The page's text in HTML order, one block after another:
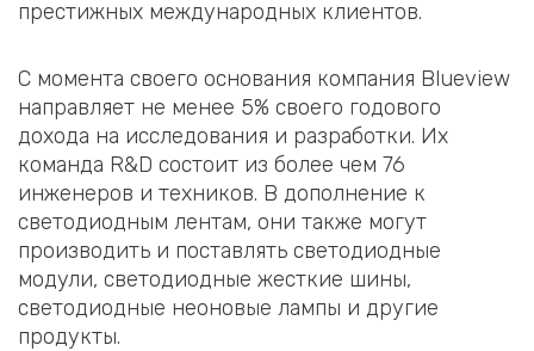
престижных международных клиентов.
С момента своего основания компания Blueview
направляет не менее 5% своего годового
дохода на исследования и разработки. Их
команда R&D состоит из более чем 76
инженеров и техников. В дополнение к
светодиодным лентам, они также могут
производить и поставлять светодиодные
модули, светодиодные жесткие шины,
светодиодные неоновые лампы и другие
продукты.